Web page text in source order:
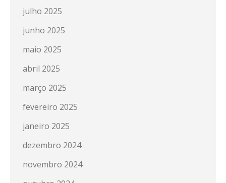
julho 2025
junho 2025
maio 2025
abril 2025
março 2025
fevereiro 2025
janeiro 2025
dezembro 2024
novembro 2024